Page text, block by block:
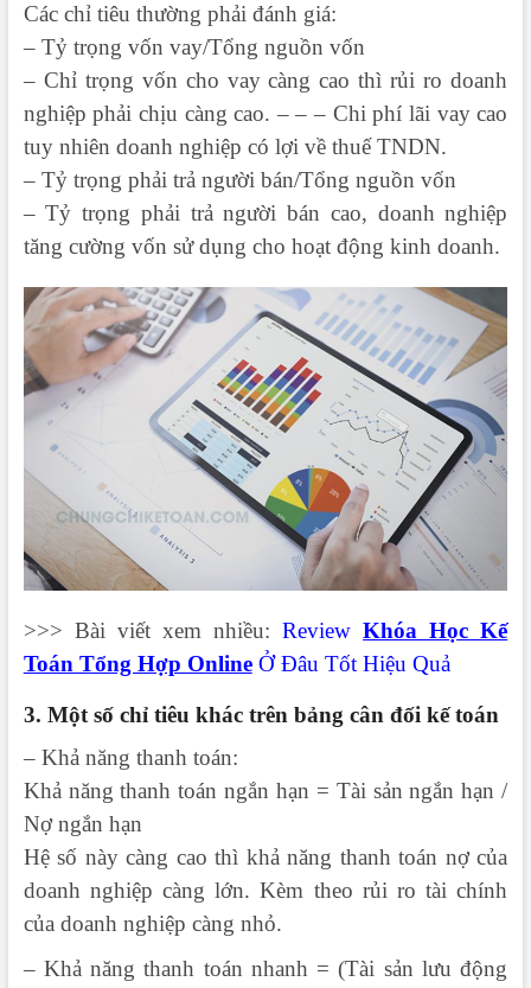
Các chỉ tiêu thường phải đánh giá:
– Tỷ trọng vốn vay/Tổng nguồn vốn
– Chỉ trọng vốn cho vay càng cao thì rủi ro doanh
nghiệp phải chịu càng cao. – – – Chi phí lãi vay cao
tuy nhiên doanh nghiệp có lợi về thuế TNDN.
– Tỷ trọng phải trả người bán/Tổng nguồn vốn
– Tỷ trọng phải trả người bán cao, doanh nghiệp
tăng cường vốn sử dụng cho hoạt động kinh doanh.
>>> Bài viết xem nhiều:Review Khóa Học Kế
Toán Tổng Hợp OnlineỞ Đâu Tốt Hiệu Quả
3. Một số chỉ tiêu khác trên bảng cân đối kế toán
– Khả năng thanh toán:
Khả năng thanh toán ngắn hạn = Tài sản ngắn hạn /
Nợ ngắn hạn
Hệ số này càng cao thì khả năng thanh toán nợ của
doanh nghiệp càng lớn. Kèm theo rủi ro tài chính
của doanh nghiệp càng nhỏ.
– Khả năng thanh toán nhanh = (Tài sản lưu động